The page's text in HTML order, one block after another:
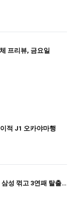
프리뷰, 금요일
적 J1 오카야마행
성 꺾고 3연패 탈출…